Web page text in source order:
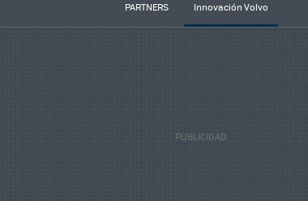
PARTNERS Innovación Volvo